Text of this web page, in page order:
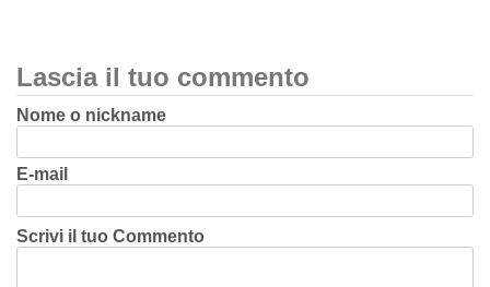
Lascia il tuo commento
Nome o nickname
E-mail
Scrivi il tuo Commento